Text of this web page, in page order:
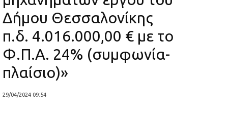
Δήμου Θεσσαλονίκης
π.δ. 4.016.000,00 € με το
Φ.Π.Α. 24% (συμφωνία-
πλαίσιο)»
29/04/2024 09:54